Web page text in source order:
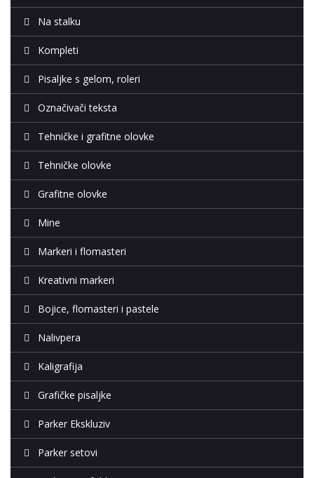
Na stalku
Kompleti
Pisaljke s gelom, roleri
Označivači teksta
Tehničke i grafitne olovke
Tehničke olovke
Grafitne olovke
Mine
Markeri i flomasteri
Kreativni markeri
Bojice, flomasteri i pastele
Nalivpera
Kaligrafija
Grafičke pisaljke
Parker Ekskluziv
Parker setovi